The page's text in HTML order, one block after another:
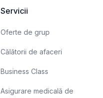
Servicii
Oferte de grup
Călătorii de afaceri
Business Class
Asigurare medicală de